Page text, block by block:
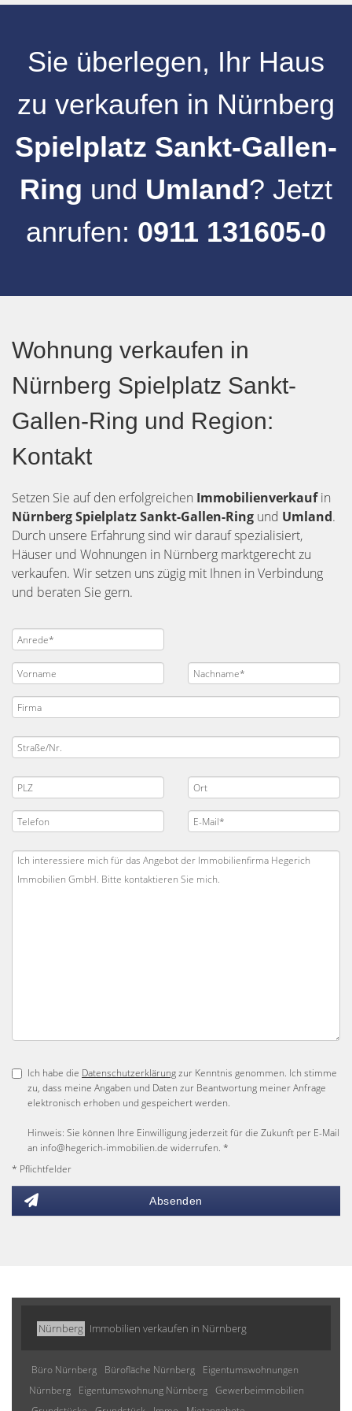
Sie überlegen, Ihr Haus
zu verkaufen in Nürnberg
Spielplatz Sankt-Gallen-
Ring und Umland? Jetzt
anrufen: 0911 131605-0
Wohnung verkaufen in
Nürnberg Spielplatz Sankt-
Gallen-Ring und Region:
Kontakt
Setzen Sie auf den erfolgreichen Immobilienverkaufin
NürnbergSpielplatz Sankt-Gallen-Ring und Umland.
Durch unsere Erfahrung sind wir darauf spezialisiert,
Häuser und Wohnungen in Nürnberg marktgerecht zu
verkaufen. Wir setzen uns zügig mit Ihnen in Verbindung
und beraten Sie gern.
Ich habe die Datenschutzerklärungzur Kenntnis genommen. Ich stimme
zu, dass meine Angaben und Daten zur Beantwortung meiner Anfrage
elektronisch erhoben und gespeichert werden.
Hinweis: Sie können Ihre Einwilligung jederzeit für die Zukunft per E-Mail
an info@hegerich-immobilien.de widerrufen. *
* Pflichtfelder
Absenden
Nürnberg Immobilien verkaufen in Nürnberg
Büro Nürnberg Bürofläche Nürnberg
Eigentumswohnungen
Nürnberg
Eigentumswohnung Nürnberg Gewerbeimmobilien